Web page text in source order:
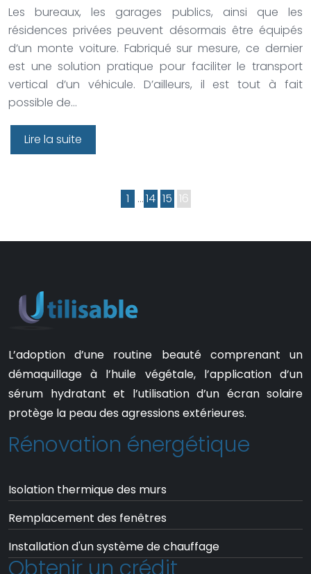
Les bureaux, les garages publics, ainsi que les
résidences privées peuvent désormais être équipés
d’un monte voiture. Fabriqué sur mesure, ce dernier
est une solution pratique pour faciliter le transport
vertical d’un véhicule. D’ailleurs, il est tout à fait
possible de…
Lire la suite
1 …14 15 16
L’adoption d’une routine beauté comprenant un
démaquillage à l’huile végétale, l’application d’un
sérum hydratant et l’utilisation d’un écran solaire
protège la peau des agressions extérieures.
Rénovation énergétique
Isolation thermique des murs
Remplacement des fenêtres
Installation d'un système de chauffage